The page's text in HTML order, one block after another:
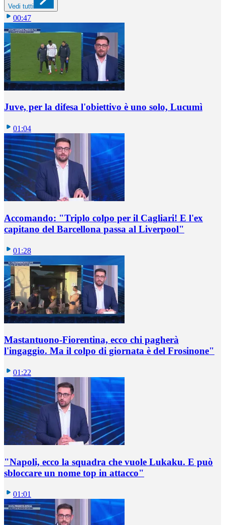
Vedi tutti
00:47
Juve, per la difesa l'obiettivo è uno solo, Lucumì
01:04
Accomando: "Triplo colpo per il Cagliari! E l'ex
capitano del Barcellona passa al Liverpool"
01:28
Mastantuono-Fiorentina, ecco chi pagherà
l'ingaggio. Ma il colpo di giornata è del Frosinone"
01:22
"Napoli, ecco la squadra che vuole Lukaku. E può
sbloccare un nome top in attacco"
01:01